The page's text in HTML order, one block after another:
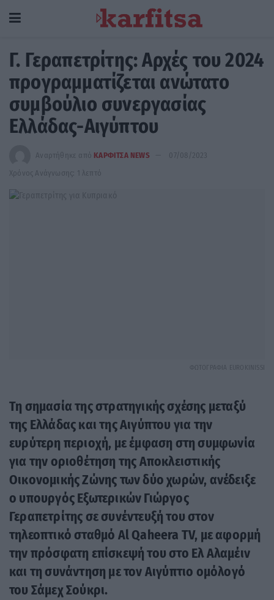
Γ. Γεραπετρίτης: Αρχές του 2024
προγραμματίζεται ανώτατο
συμβούλιο συνεργασίας
Ελλάδας-Αιγύπτου
Αναρτήθηκε από ΚΑΡΦΙΤΣΑ NEWS
07/08/2023
Χρόνος Ανάγνωσης: 1 λεπτό
Τη σημασία της στρατηγικής σχέσης μεταξύ
της Ελλάδας και της Αιγύπτου για την
ευρύτερη περιοχή, με έμφαση στη συμφωνία
για την οριοθέτηση της Αποκλειστικής
Οικονομικής Ζώνης των δύο χωρών, ανέδειξε
ο υπουργός Εξωτερικών Γιώργος
Γεραπετρίτης σε συνέντευξή του στον
τηλεοπτικό σταθμό Al Qaheera TV, με αφορμή
την πρόσφατη επίσκεψή του στο Ελ Αλαμέιν
και τη συνάντηση με τον Αιγύπτιο ομόλογό
του Σάμεχ Σούκρι.